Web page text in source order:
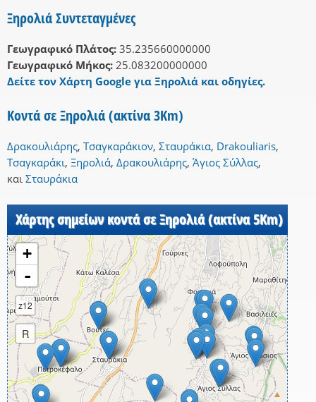
Ξηρολιά Συντεταγμένες
Γεωγραφικό Πλάτος: 35.235660000000
Γεωγραφικό Μήκος: 25.083200000000
Δείτε τον Χάρτη Google για Ξηρολιά και οδηγίες.
Κοντά σε Ξηρολιά (ακτίνα 3Km)
Δρακουλιάρης, Τσαγκαράκιον, Σταυράκια, Drakouliaris,
Τσαγκαράκι, Ξηρολιά, Δρακουλιάρης, Άγιος Σύλλας,
και Σταυράκια
Χάρτης σημείων κοντά σε Ξηρολιά (ακτίνα 5Km)
+
-
z12
R